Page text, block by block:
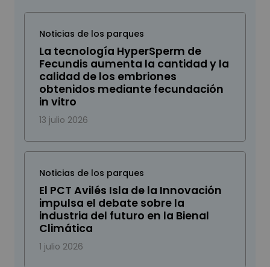
Noticias de los parques
La tecnología HyperSperm de
Fecundis aumenta la cantidad y la
calidad de los embriones
obtenidos mediante fecundación
in vitro
13 julio 2026
Noticias de los parques
El PCT Avilés Isla de la Innovación
impulsa el debate sobre la
industria del futuro en la Bienal
Climática
1 julio 2026